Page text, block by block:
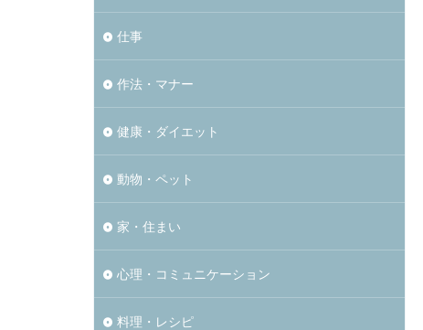
仕事
作法・マナー
健康・ダイエット
動物・ペット
家・住まい
心理・コミュニケーション
料理・レシピ